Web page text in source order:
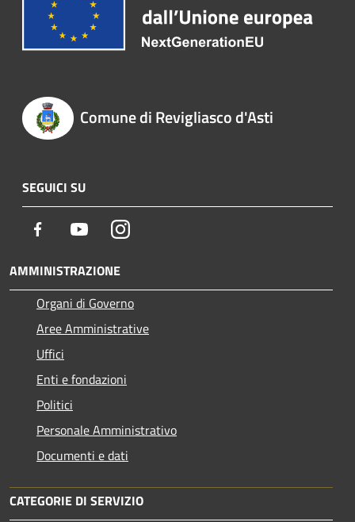
Comune di Revigliasco d'Asti
SEGUICI SU
Facebook YoutubeInstagram
AMMINISTRAZIONE
Organi di Governo
Aree Amministrative
Uffici
Enti e fondazioni
Politici
Personale Amministrativo
Documenti e dati
CATEGORIE DI SERVIZIO